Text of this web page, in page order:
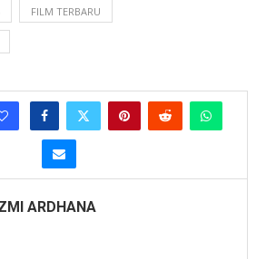
FILM TERBARU
ARDHANA